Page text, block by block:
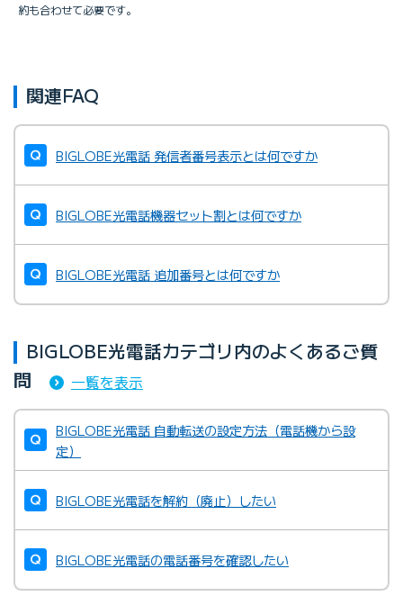
約も合わせて必要です。
関連FAQ
BIGLOBE光電話 発信者番号表示とは何ですか
BIGLOBE光電話機器セット割とは何ですか
BIGLOBE光電話 追加番号とは何ですか
BIGLOBE光電話カテゴリ内のよくあるご質
問
一覧を表示
BIGLOBE光電話 自動転送の設定方法（電話機から設
定）
BIGLOBE光電話を解約（廃止）したい
BIGLOBE光電話の電話番号を確認したい